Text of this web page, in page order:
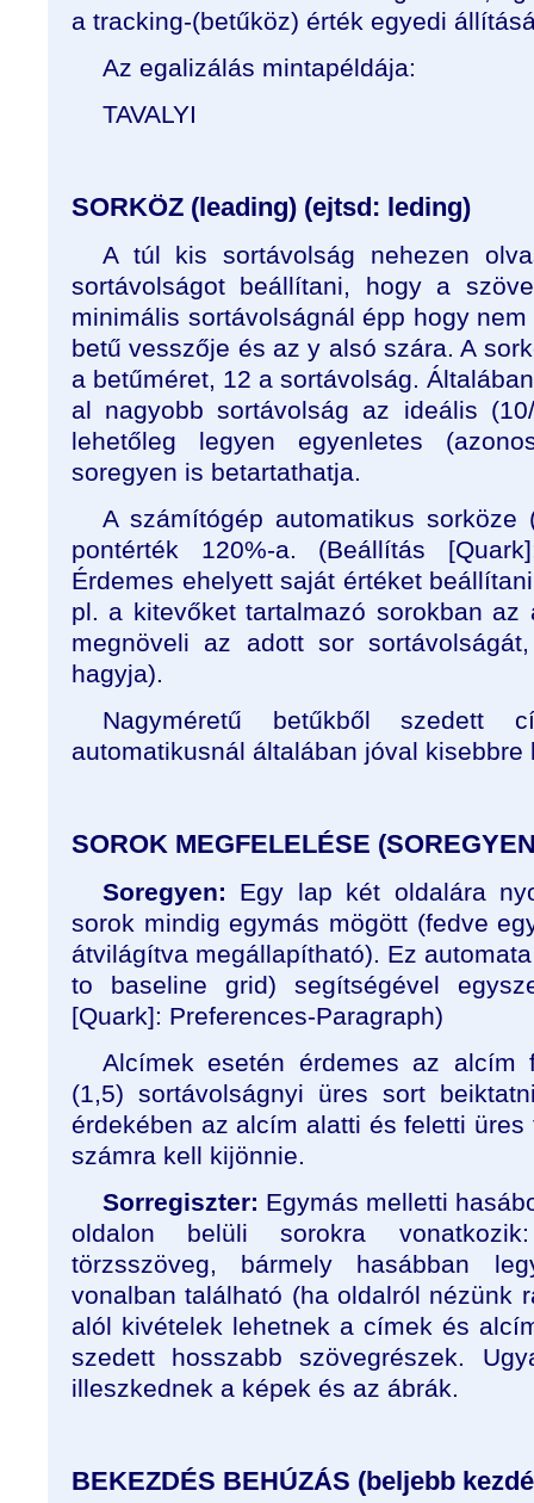
a tracking-(betűköz) érték egyedi
Az egalizálás mintapéldája:
TAVALYI
SORKÖZ (leading) (ejtsd: leding)
A túl kis sortávolság nehezen
sortávolságot beállítani, hogy a
minimális sortávolságnál épp hogy
betű vesszője és az y alsó szára. A
a betűméret, 12 a sortávolság.
al nagyobb sortávolság az ideális
lehetőleg legyen egyenletes
soregyen is betartathatja.
A számítógép automatikus sorköze
pontérték 120%-a. (Beállítás
Érdemes ehelyett saját értéket
pl. a kitevőket tartalmazó sorokban az
megnöveli az adott sor
hagyja).
Nagyméretű betűkből szedett
automatikusnál általában jóval kisebbre
SOROK MEGFELELÉSE
Soregyen: Egy lap két oldalára
sorok mindig egymás mögött (fedve
átvilágítva megállapítható). Ez
to baseline grid) segítségével
[Quark]: Preferences-Paragraph)
Alcímek esetén érdemes az alcím
(1,5) sortávolságnyi üres sort
érdekében az alcím alatti és feletti
számra kell kijönnie.
Sorregiszter: Egymás melletti
oldalon belüli sorokra
törzsszöveg, bármely hasábban
vonalban található (ha oldalról nézünk
alól kivételek lehetnek a címek és
szedett hosszabb szövegrészek.
illeszkednek a képek és az ábrák.
BEKEZDÉS BEHÚZÁS (beljebb